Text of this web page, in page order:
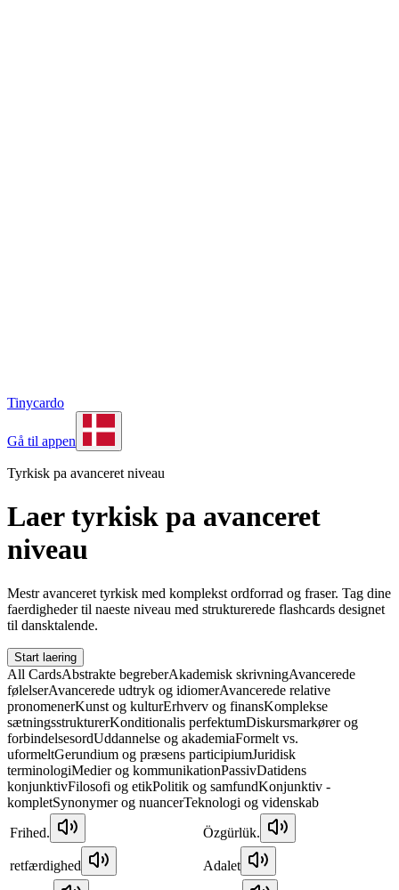
Tinycardo
Gå til appen
Tyrkisk pa avanceret niveau
Laer tyrkisk pa avanceret
niveau
Mestr avanceret tyrkisk med komplekst ordforrad og fraser. Tag dine
faerdigheder til naeste niveau med strukturerede flashcards designet
til dansktalende.
Start laering
All CardsAbstrakte begreberAkademisk skrivningAvancerede
følelserAvancerede udtryk og idiomerAvancerede relative
pronomenerKunst og kulturErhverv og finansKomplekse
sætningsstrukturerKonditionalis perfektumDiskursmarkører og
forbindelsesordUddannelse og akademiaFormelt vs.
uformeltGerundium og præsens participiumJuridisk
terminologiMedier og kommunikationPassivDatidens
konjunktivFilosofi og etikPolitik og samfundKonjunktiv -
kompletSynonymer og nuancerTeknologi og videnskab
Frihed.
Özgürlük.
retfærdighed Adalet